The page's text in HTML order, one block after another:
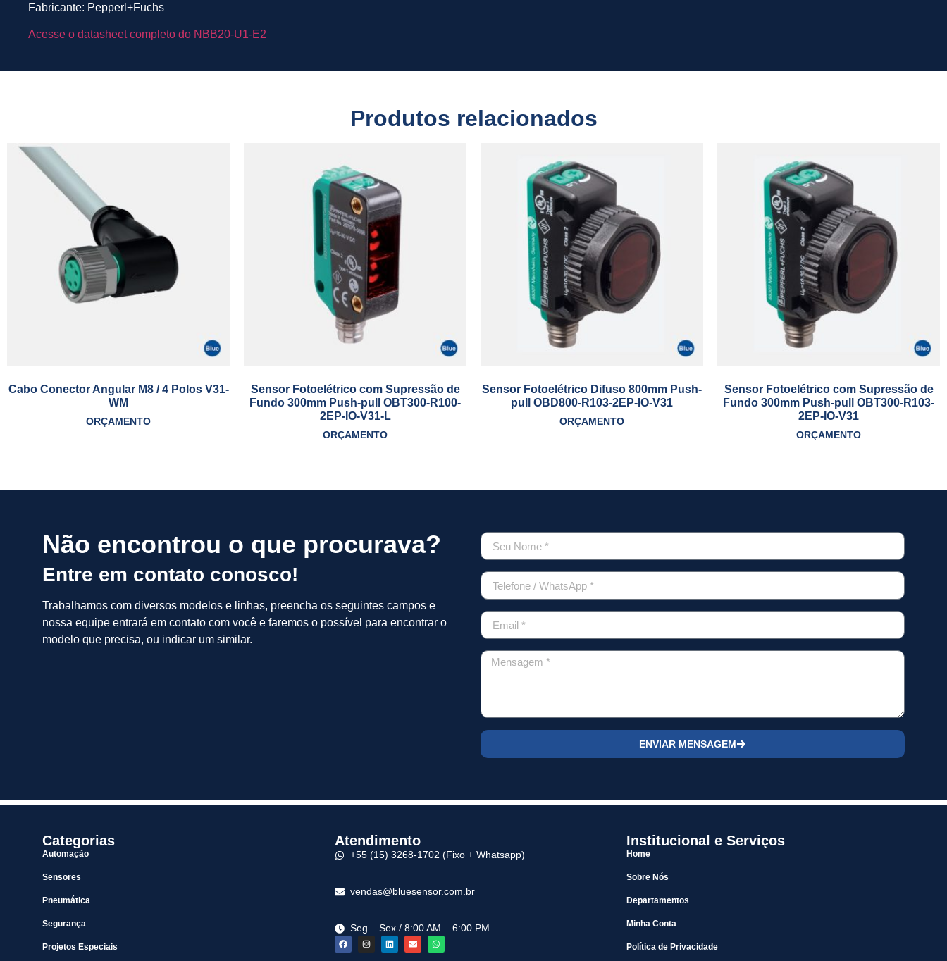
Fabricante: Pepperl+Fuchs
Acesse o datasheet completo do NBB20-U1-E2
Produtos relacionados
Cabo Conector Angular M8 / 4 Polos V31-
WM
ORÇAMENTO
Sensor Fotoelétrico com Supressão de
Fundo 300mm Push-pull OBT300-R100-
2EP-IO-V31-L
ORÇAMENTO
Sensor Fotoelétrico Difuso 800mm Push-
pull OBD800-R103-2EP-IO-V31
ORÇAMENTO
Sensor Fotoelétrico com Supressão de
Fundo 300mm Push-pull OBT300-R103-
2EP-IO-V31
ORÇAMENTO
Não encontrou o que procurava?
Entre em contato conosco!
Trabalhamos com diversos modelos e linhas, preencha os seguintes campos e
nossa equipe entrará em contato com você e faremos o possível para encontrar o
modelo que precisa, ou indicar um similar.
ENVIAR MENSAGEM
Categorias
Automação
Sensores
Pneumática
Segurança
Projetos Especiais
Atendimento
+55 (15) 3268-1702 (Fixo + Whatsapp)
vendas@bluesensor.com.br
Seg – Sex / 8:00 AM – 6:00 PM
Institucional e Serviços
Home
Sobre Nós
Departamentos
Minha Conta
Política de Privacidade